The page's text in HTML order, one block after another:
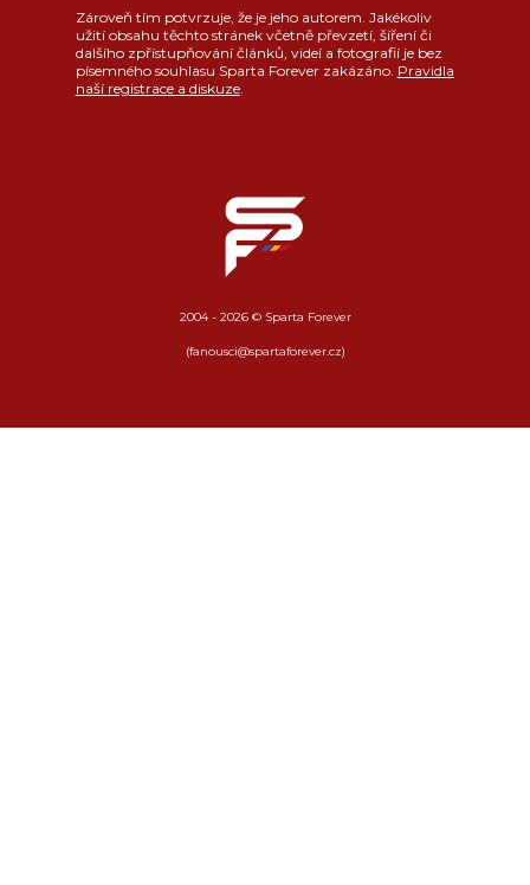
Zároveň tím potvrzuje, že je jeho autorem. Jakékoliv
užití obsahu těchto stránek včetně převzetí, šíření či
dalšího zpřístupňování článků, videí a fotografií je bez
písemného souhlasu Sparta Forever zakázáno. Pravidla
naší registrace a diskuze.
2004 - 2026 © Sparta Forever
(fanousci@spartaforever.cz)